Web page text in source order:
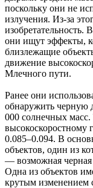
поскольку они не
излучения. Из-за
изобретательность.
они ищут эффекты,
близлежащие
движение
Млечного пути.
Ранее они
обнаружить черную
000 солнечных
высокоскоростному
0.085–0.094. В
объектов, один из
— возможная
Одна из объектов
крутым изменением